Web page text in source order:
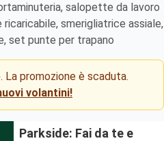
salopette da lavoro
smerigliatrice assiale,
set punte per trapano
La promozione è scaduta.
volantini!
Parkside: Fai da te e